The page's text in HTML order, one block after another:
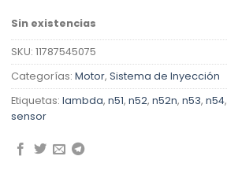
Sin existencias
SKU: 11787545075
Categorías: Motor, Sistema de Inyección
Etiquetas: lambda, n51, n52, n52n, n53, n54,
sensor